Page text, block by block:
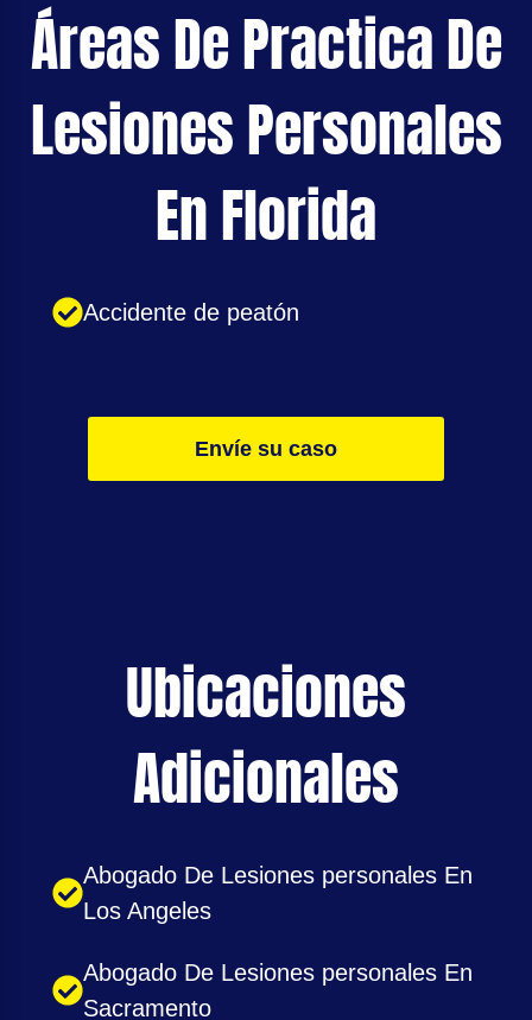
Áreas De Practica De
Lesiones Personales
En Florida
Accidente de peatón
Envíe su caso
Ubicaciones
Adicionales
Abogado De Lesiones personales En
Los Angeles
Abogado De Lesiones personales En
Sacramento